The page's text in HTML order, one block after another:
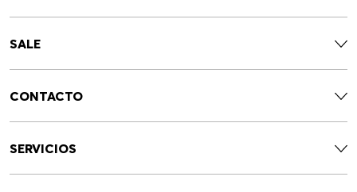
SALE
CONTACTO
SERVICIOS